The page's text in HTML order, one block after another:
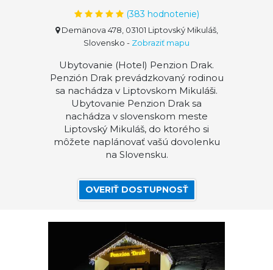
(383 hodnotenie)
Demänova 478, 03101 Liptovský Mikuláš,
Slovensko - Zobraziť mapu
Ubytovanie (Hotel) Penzion Drak.
Penzión Drak prevádzkovaný rodinou
sa nachádza v Liptovskom Mikuláši.
Ubytovanie Penzion Drak sa
nachádza v slovenskom meste
Liptovský Mikuláš, do ktorého si
môžete naplánovať vašú dovolenku
na Slovensku.
OVERIŤ DOSTUPNOSŤ